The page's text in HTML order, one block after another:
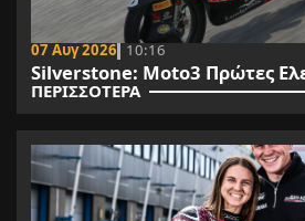
07 Αυγ 2026 10:16
Silverstone: Moto3 Πρώτες
ΠΕΡΙΣΣΟΤΕΡΑ